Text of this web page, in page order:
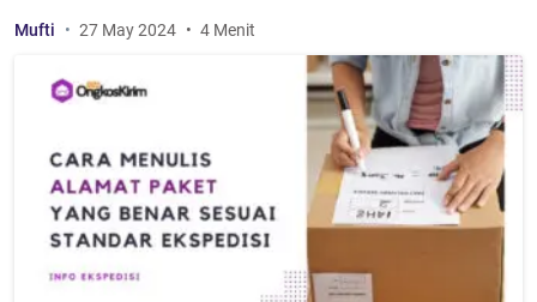
Mufti 27 May 2024 4 Menit